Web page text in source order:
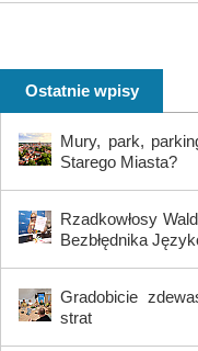
Ostatnie wpisy
Mury, park,
Starego Miasta?
Rzadkowłosy
Bezbłędnika
Gradobicie
strat